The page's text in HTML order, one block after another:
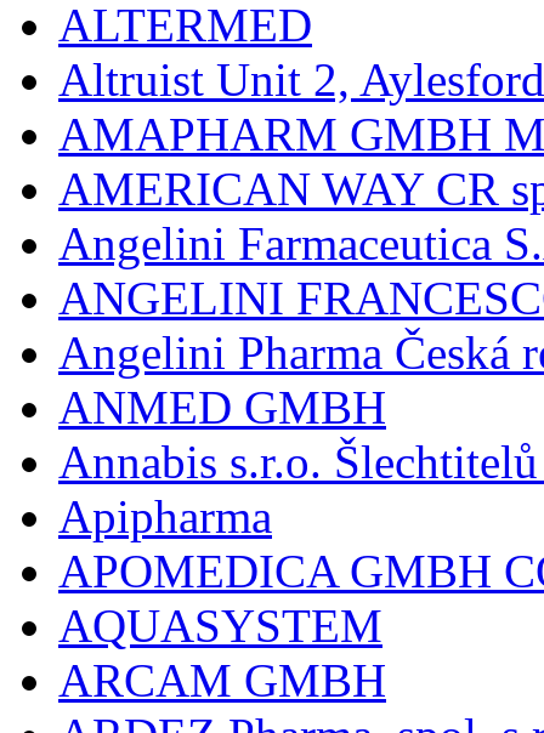
ALTERMED
Altruist Unit 2, Aylesford
AMAPHARM GMBH
AMERICAN WAY CR
Angelini Farmaceutica
ANGELINI
Angelini Pharma Česká
ANMED GMBH
Annabis s.r.o.
Apipharma
APOMEDICA GMBH
AQUASYSTEM
ARCAM GMBH